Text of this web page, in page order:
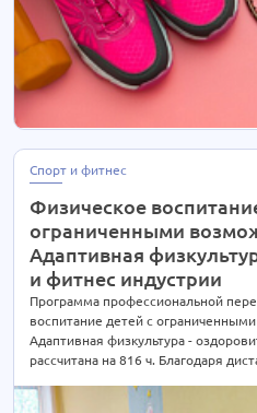
уточняйте по телефону на сайте
консультации.
Спорт и фитнес
Физическое
ограниченными
Адаптивная
и фитнес индустрии
Программа профессиональной
воспитание детей с
Адаптивная физкультура -
рассчитана на 816 ч. Благодаря
предпочтениям. При Вашем